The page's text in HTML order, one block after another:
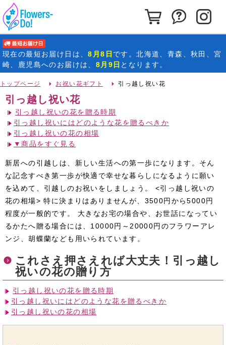
カートを見る
お問い合
現在の最短お届け日 は、8月8日 です。北海道、青森、秋田、宮
崎、鹿児島へのお届けは、 8月9日 となります。
トップページ お祝い花ギフト 引っ越し祝い花
引っ越し祝い花
引っ越し祝いの花を贈る時期
引っ越し祝いにはどのような花を贈るべきか
引っ越し祝いの花の相場
▼商品をすぐ見る
新居への引越しは、新しい生活への第一歩になります。そん
な記念すべき第一歩が快適で幸せな暮らしになるように願い
を込めて、引越しのお祝いをしましょう。 <引っ越し祝いの
花の相場> 特に決まりはありませんが、3500円から5000円
程度が一般的です。 大きなお宅の場合や、お世話になってい
るかたへ贈る場合には、10000円～20000円のフラワーアレ
ンジ、胡蝶蘭なども用いられています。
これさえ押さえれば大丈夫！引っ越し
祝いの花の贈り方
引っ越し祝いの花を贈る時期
引っ越し祝いにはどのような花を贈るべきか
引っ越し祝いの花の相場